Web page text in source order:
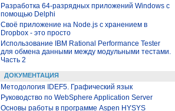
Разработка 64-разрядных приложений Windows с
помощью Delphi
Своё приложение на Node.js с хранением в
Dropbox - это просто
Использование IBM Rational Performance Tester
для обмена данными между модульными тестами.
Часть 2
ДОКУМЕНТАЦИЯ
Методология IDEF5. Графический язык
Руководство по WebSphere Application Server
Основы работы в программе Aspen HYSYS